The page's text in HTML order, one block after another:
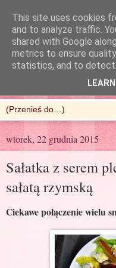
R'n'G
wtorek, 22 grudnia 2015
Sałatka z serem
sałatą rzymską
Ciekawe połączenie wielu
This site uses cookies
and to analyze traffic.
shared with Google
metrics to ensure
statistics, and to detect